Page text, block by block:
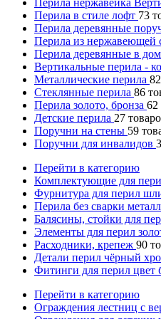
Перила нержавейка
Перила в стиле лофт 73
Перила деревянные
Перила из нержавеющей
Перила деревянные в дом
Вертикальные перила -
Металлические перила 82
Стеклянные перила 86
Перила золото, бронза 62
Детские перила 27
Поручни на стены 59
Поручни для инвалидов
Перейти в категорию
Комплектующие для
Фурнитура для перил
Перила без сварки
Балясины, стойки для
Элементы для перил
Расходники, крепеж 90
Детали перил чёрный
Фитинги для перил цвет
Перейти в категорию
Ограждения лестниц с